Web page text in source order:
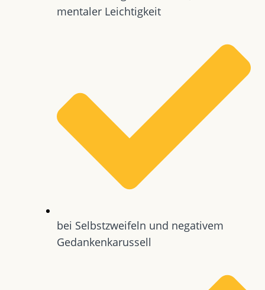
mentaler Leichtigkeit
bei Selbstzweifeln und negativem
Gedankenkarussell